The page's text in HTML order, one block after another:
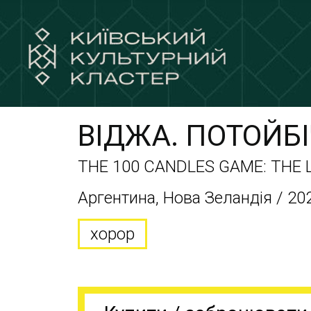
ВІДЖА.
THE 100 CANDLES GAME: THE
Аргентина, Нова Зеландія /
хорор